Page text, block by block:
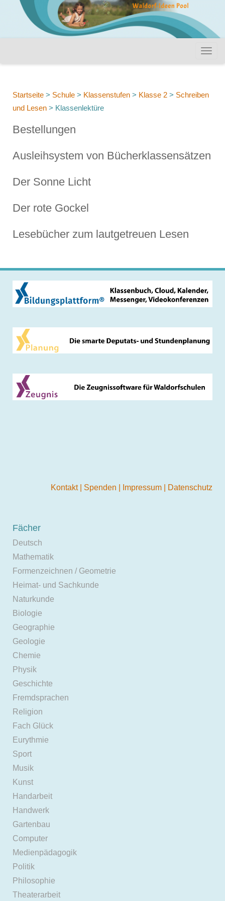
Startseite > Schule > Klassenstufen > Klasse 2 > Schreiben
und Lesen > Klassenlektüre
Bestellungen
Ausleihsystem von Bücherklassensätzen
Der Sonne Licht
Der rote Gockel
Lesebücher zum lautgetreuen Lesen
Kontakt Spenden Impressum Datenschutz
Fächer
Deutsch
Mathematik
Formenzeichnen / Geometrie
Heimat- und Sachkunde
Naturkunde
Biologie
Geographie
Geologie
Chemie
Physik
Geschichte
Fremdsprachen
Religion
Fach Glück
Eurythmie
Sport
Musik
Kunst
Handarbeit
Handwerk
Gartenbau
Computer
Medienpädagogik
Politik
Philosophie
Theaterarbeit